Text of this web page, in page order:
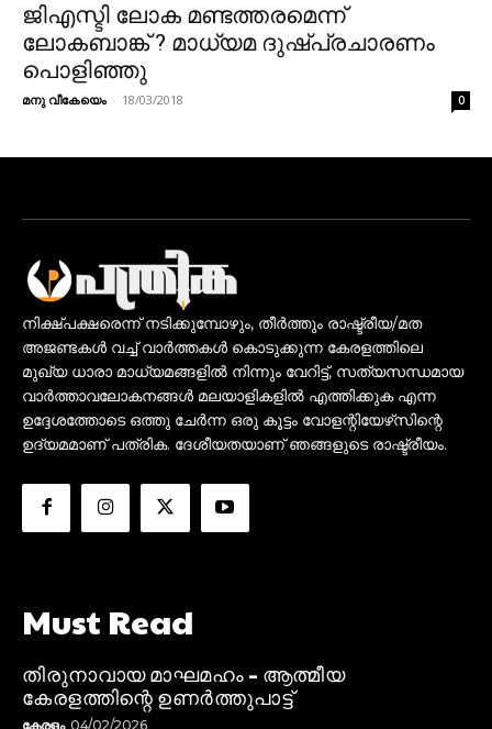
ജിഎസ്ടി ലോക മണ്ടത്തരമെന്ന്
ലോകബാങ്ക് ? മാധ്യമ ദുഷ്പ്രചാരണം
പൊളിഞ്ഞു
മനു വീകേയെം - 18/03/2018 0
നിക്ഷ്പക്ഷരെന്ന് നടിക്കുമ്പോഴും, തീർത്തും രാഷ്ട്രീയ/മത
അജണ്ടകൾ വച്ച് വാർത്തകൾ കൊടുക്കുന്ന കേരളത്തിലെ
മുഖ്യ ധാരാ മാധ്യമങ്ങളിൽ നിന്നും വേറിട്ട്, സത്യസന്ധമായ
വാർത്താവലോകനങ്ങൾ മലയാളികളിൽ എത്തിക്കുക എന്ന
ഉദ്ദേശത്തോടെ ഒത്തു ചേർന്ന ഒരു കൂട്ടം വോളന്റിയേഴ്‌സിന്റെ
ഉദ്യമമാണ് പത്രിക. ദേശീയതയാണ് ഞങ്ങളുടെ രാഷ്ട്രീയം.
Must Read
തിരുനാവായ മാഘമഹം – ആത്മീയ
കേരളത്തിന്റെ ഉണർത്തുപാട്ട്
കേരളം 04/02/2026